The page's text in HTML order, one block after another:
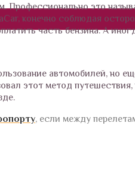
это
конечно соблюдая
часть бензина. А
автомобилей, но
этот метод
, если между